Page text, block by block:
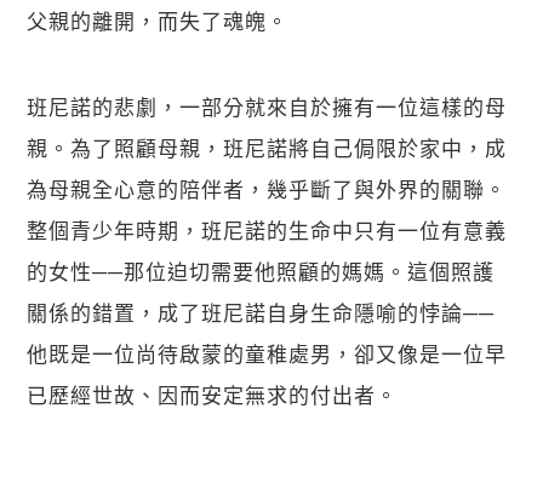
父親的離開，而失了魂魄。
班尼諾的悲劇，一部分就來自於擁有一位這樣的母
親。為了照顧母親，班尼諾將自己侷限於家中，成
為母親全心意的陪伴者，幾乎斷了與外界的關聯。
整個青少年時期，班尼諾的生命中只有一位有意義
的女性──那位迫切需要他照顧的媽媽。這個照護
關係的錯置，成了班尼諾自身生命隱喻的悖論──
他既是一位尚待啟蒙的童稚處男，卻又像是一位早
已歷經世故、因而安定無求的付出者。